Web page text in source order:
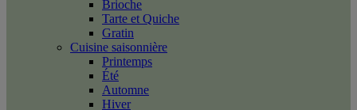
Brioche
Tarte et Quiche
Gratin
Cuisine saisonnière
Printemps
Été
Automne
Hiver